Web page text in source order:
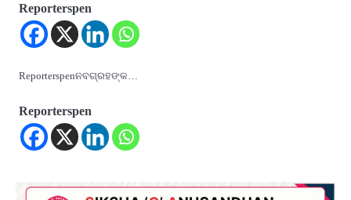
Reporterspen
Reporterspenନବଗ୍ରହଙ୍କ…
Reporterspen